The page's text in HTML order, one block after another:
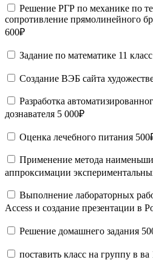
Решение РГР по механике по
сопротивление прямолинейного
600₽
Задание по математике 11 класс
Создание ВЭБ сайта
Разработка
дознавателя 5 000₽
Оценка лечебного питания
Применение метода
аппроксимации
Выполнение лабораторных
Access и создание презентации в
Решение домашнего задания
поставить класс на группу в ва